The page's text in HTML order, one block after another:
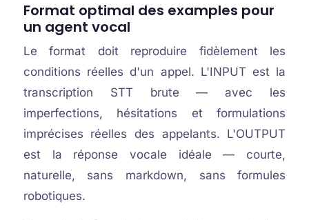
Format optimal des examples pour
un agent vocal
Le format doit reproduire fidèlement les
conditions réelles d'un appel. L'INPUT est la
transcription STT brute — avec les
imperfections, hésitations et formulations
imprécises réelles des appelants. L'OUTPUT
est la réponse vocale idéale — courte,
naturelle, sans markdown, sans formules
robotiques.